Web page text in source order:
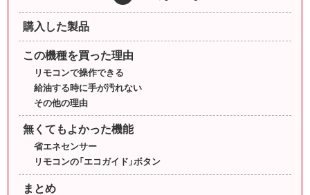
購入した製品
この機種を買った理由
リモコンで操作できる
給油する時に手が汚れない
その他の理由
無くてもよかった機能
省エネセンサー
リモコンの「エコガイド」ボタン
まとめ